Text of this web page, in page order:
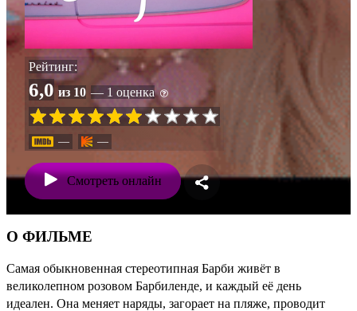
Рейтинг:
6,0 из 10 — 1 оценка
— —
Смотреть онлайн
О ФИЛЬМЕ
Самая обыкновенная стереотипная Барби живёт в
великолепном розовом Барбиленде, и каждый её день
идеален. Она меняет наряды, загорает на пляже, проводит